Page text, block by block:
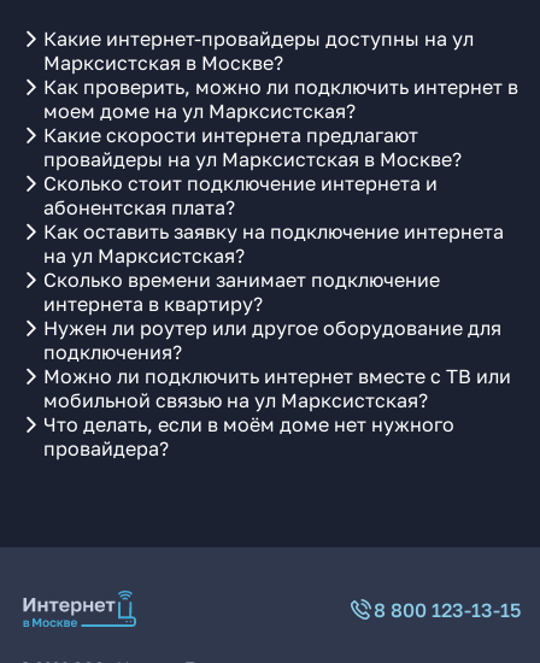
Какие интернет-провайдеры доступны на ул
Марксистская в Москве?
Как проверить, можно ли подключить интернет в
моем доме на ул Марксистская?
Какие скорости интернета предлагают
провайдеры на ул Марксистская в Москве?
Сколько стоит подключение интернета и
абонентская плата?
Как оставить заявку на подключение интернета
на ул Марксистская?
Сколько времени занимает подключение
интернета в квартиру?
Нужен ли роутер или другое оборудование для
подключения?
Можно ли подключить интернет вместе с ТВ или
мобильной связью на ул Марксистская?
Что делать, если в моём доме нет нужного
провайдера?
8 800 123-13-15